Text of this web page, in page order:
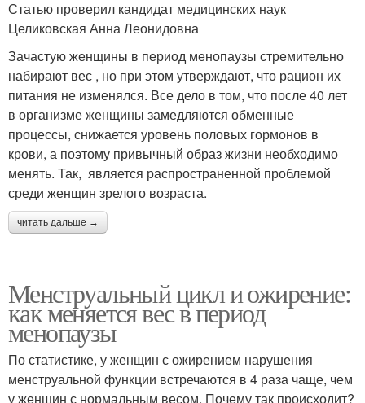
Статью проверил кандидат медицинских наук
Целиковская Анна Леонидовна
Зачастую женщины в период менопаузы стремительно
набирают вес , но при этом утверждают, что рацион их
питания не изменялся. Все дело в том, что после 40 лет
в организме женщины замедляются обменные
процессы, снижается уровень половых гормонов в
крови, а поэтому привычный образ жизни необходимо
менять. Так, является распространенной проблемой
среди женщин зрелого возраста.
читать дальше →
Менструальный цикл и ожирение:
как меняется вес в период
менопаузы
По статистике, у женщин с ожирением нарушения
менструальной функции встречаются в 4 раза чаще, чем
у женщин с нормальным весом. Почему так происходит?